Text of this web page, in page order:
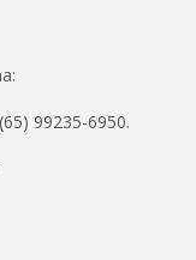
99235-6950.